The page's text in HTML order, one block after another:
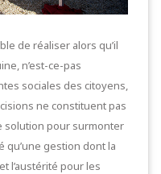
de réaliser alors qu’il
n’est-ce-pas
sociales des citoyens,
ne constituent pas
solution pour surmonter
qu’une gestion dont la
l’austérité pour les